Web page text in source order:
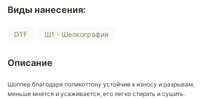
Виды нанесения:
DTF Ш1 - Шелкография
Описание
Шоппер благодаря поликоттону устойчив к износу и разрывам,
меньше мнется и усаживается, его легко стирать и сушить.